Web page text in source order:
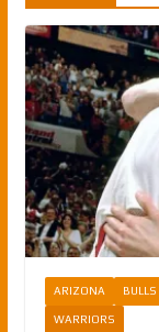
ARIZONA BULLS
WARRIORS